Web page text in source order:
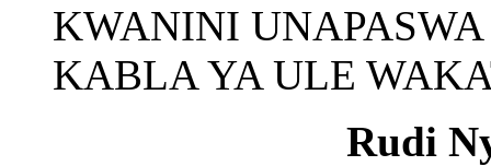
KWANINI
KABLA YA ULE
Rudi